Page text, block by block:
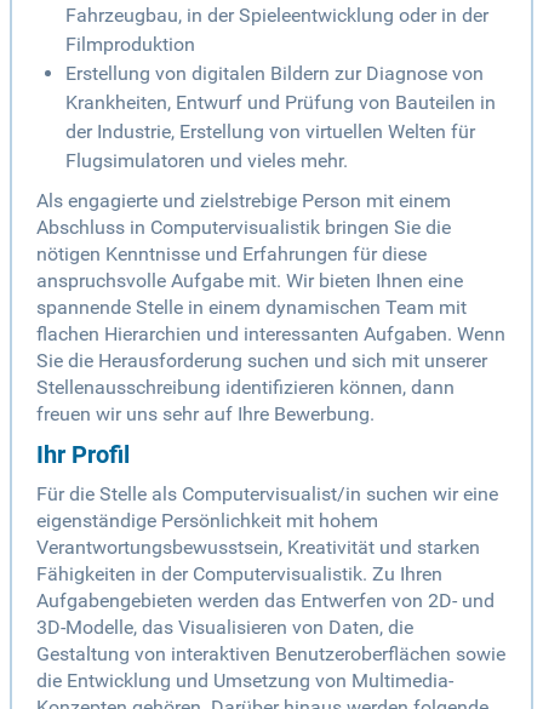
Fahrzeugbau, in der Spieleentwicklung oder in der
Filmproduktion
Erstellung von digitalen Bildern zur Diagnose von
Krankheiten, Entwurf und Prüfung von Bauteilen in
der Industrie, Erstellung von virtuellen Welten für
Flugsimulatoren und vieles mehr.
Als engagierte und zielstrebige Person mit einem
Abschluss in Computervisualistik bringen Sie die
nötigen Kenntnisse und Erfahrungen für diese
anspruchsvolle Aufgabe mit. Wir bieten Ihnen eine
spannende Stelle in einem dynamischen Team mit
flachen Hierarchien und interessanten Aufgaben. Wenn
Sie die Herausforderung suchen und sich mit unserer
Stellenausschreibung identifizieren können, dann
freuen wir uns sehr auf Ihre Bewerbung.
Ihr Profil
Für die Stelle als Computervisualist/in suchen wir eine
eigenständige Persönlichkeit mit hohem
Verantwortungsbewusstsein, Kreativität und starken
Fähigkeiten in der Computervisualistik. Zu Ihren
Aufgabengebieten werden das Entwerfen von 2D- und
3D-Modelle, das Visualisieren von Daten, die
Gestaltung von interaktiven Benutzeroberflächen sowie
die Entwicklung und Umsetzung von Multimedia-